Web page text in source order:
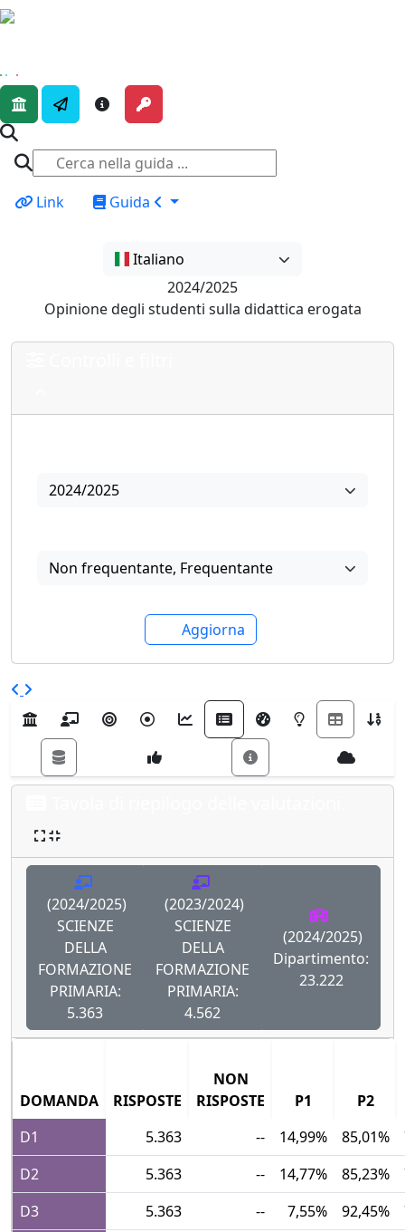
Link Guida
Italiano
2024/2025
Opinione degli studenti sulla didattica erogata
2024/2025
Non frequentante, Frequentante
Aggiorna
(2024/2025)
SCIENZE
DELLA
FORMAZIONE
PRIMARIA:
5.363
(2023/2024)
SCIENZE
DELLA
FORMAZIONE
PRIMARIA:
4.562
(2024/2025)
Dipartimento:
23.222
DOMANDA RISPOSTE
NON
RISPOSTE
P1
P2
D1
5.363 -- 14,99% 85,01%
D2
5.363 -- 14,77% 85,23%
D3
5.363 -- 7,55% 92,45%